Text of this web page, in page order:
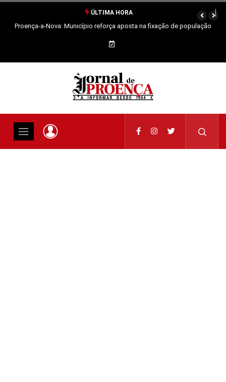
ÚLTIMA HORA
Proença-a-Nova: Município reforça aposta na fixação de população